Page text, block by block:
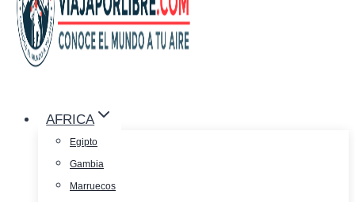
AFRICA
Egipto
Gambia
Marruecos